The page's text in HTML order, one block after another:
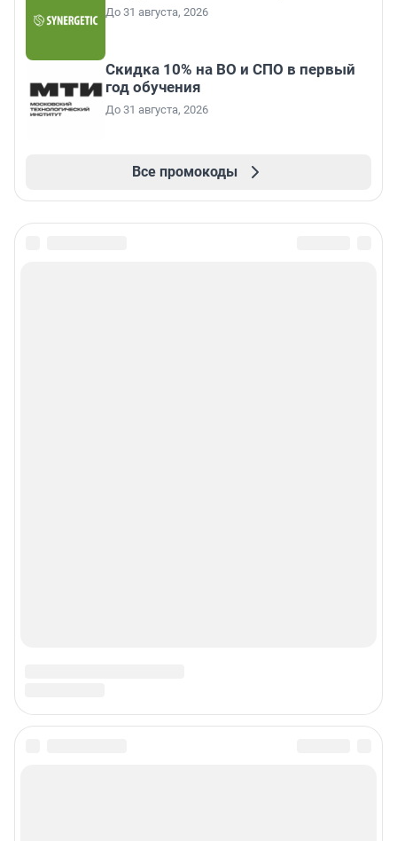
До 31 августа, 2026
Скидка 10% на ВО и СПО в первый
год обучения
До 31 августа, 2026
Все промокоды